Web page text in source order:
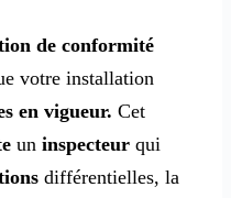
de conformité
votre installation
en vigueur. Cet
un inspecteur qui
différentielles, la